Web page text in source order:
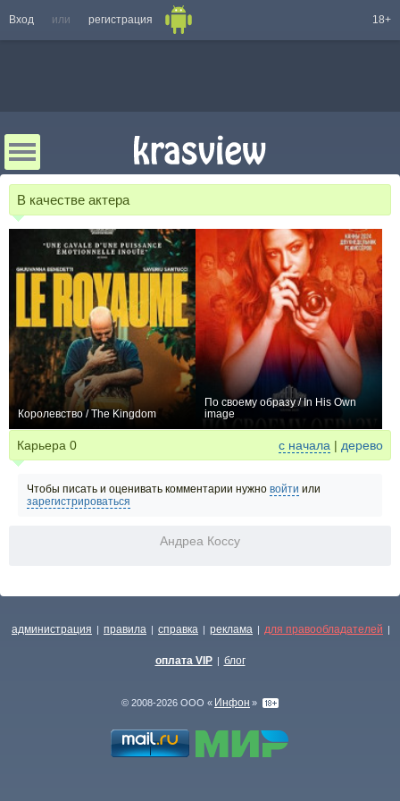
Вход или регистрация 18+
В качестве актера
Королевство / The Kingdom
По своему образу / In His Own
image
Карьера 0 с начала | дерево
Чтобы писать и оценивать комментарии нужно войти или
зарегистрироваться
Андреа Коссу
администрация | правила | справка | реклама | для правообладателей |
оплата VIP | блог
© 2008-2026 ООО « Инфон »